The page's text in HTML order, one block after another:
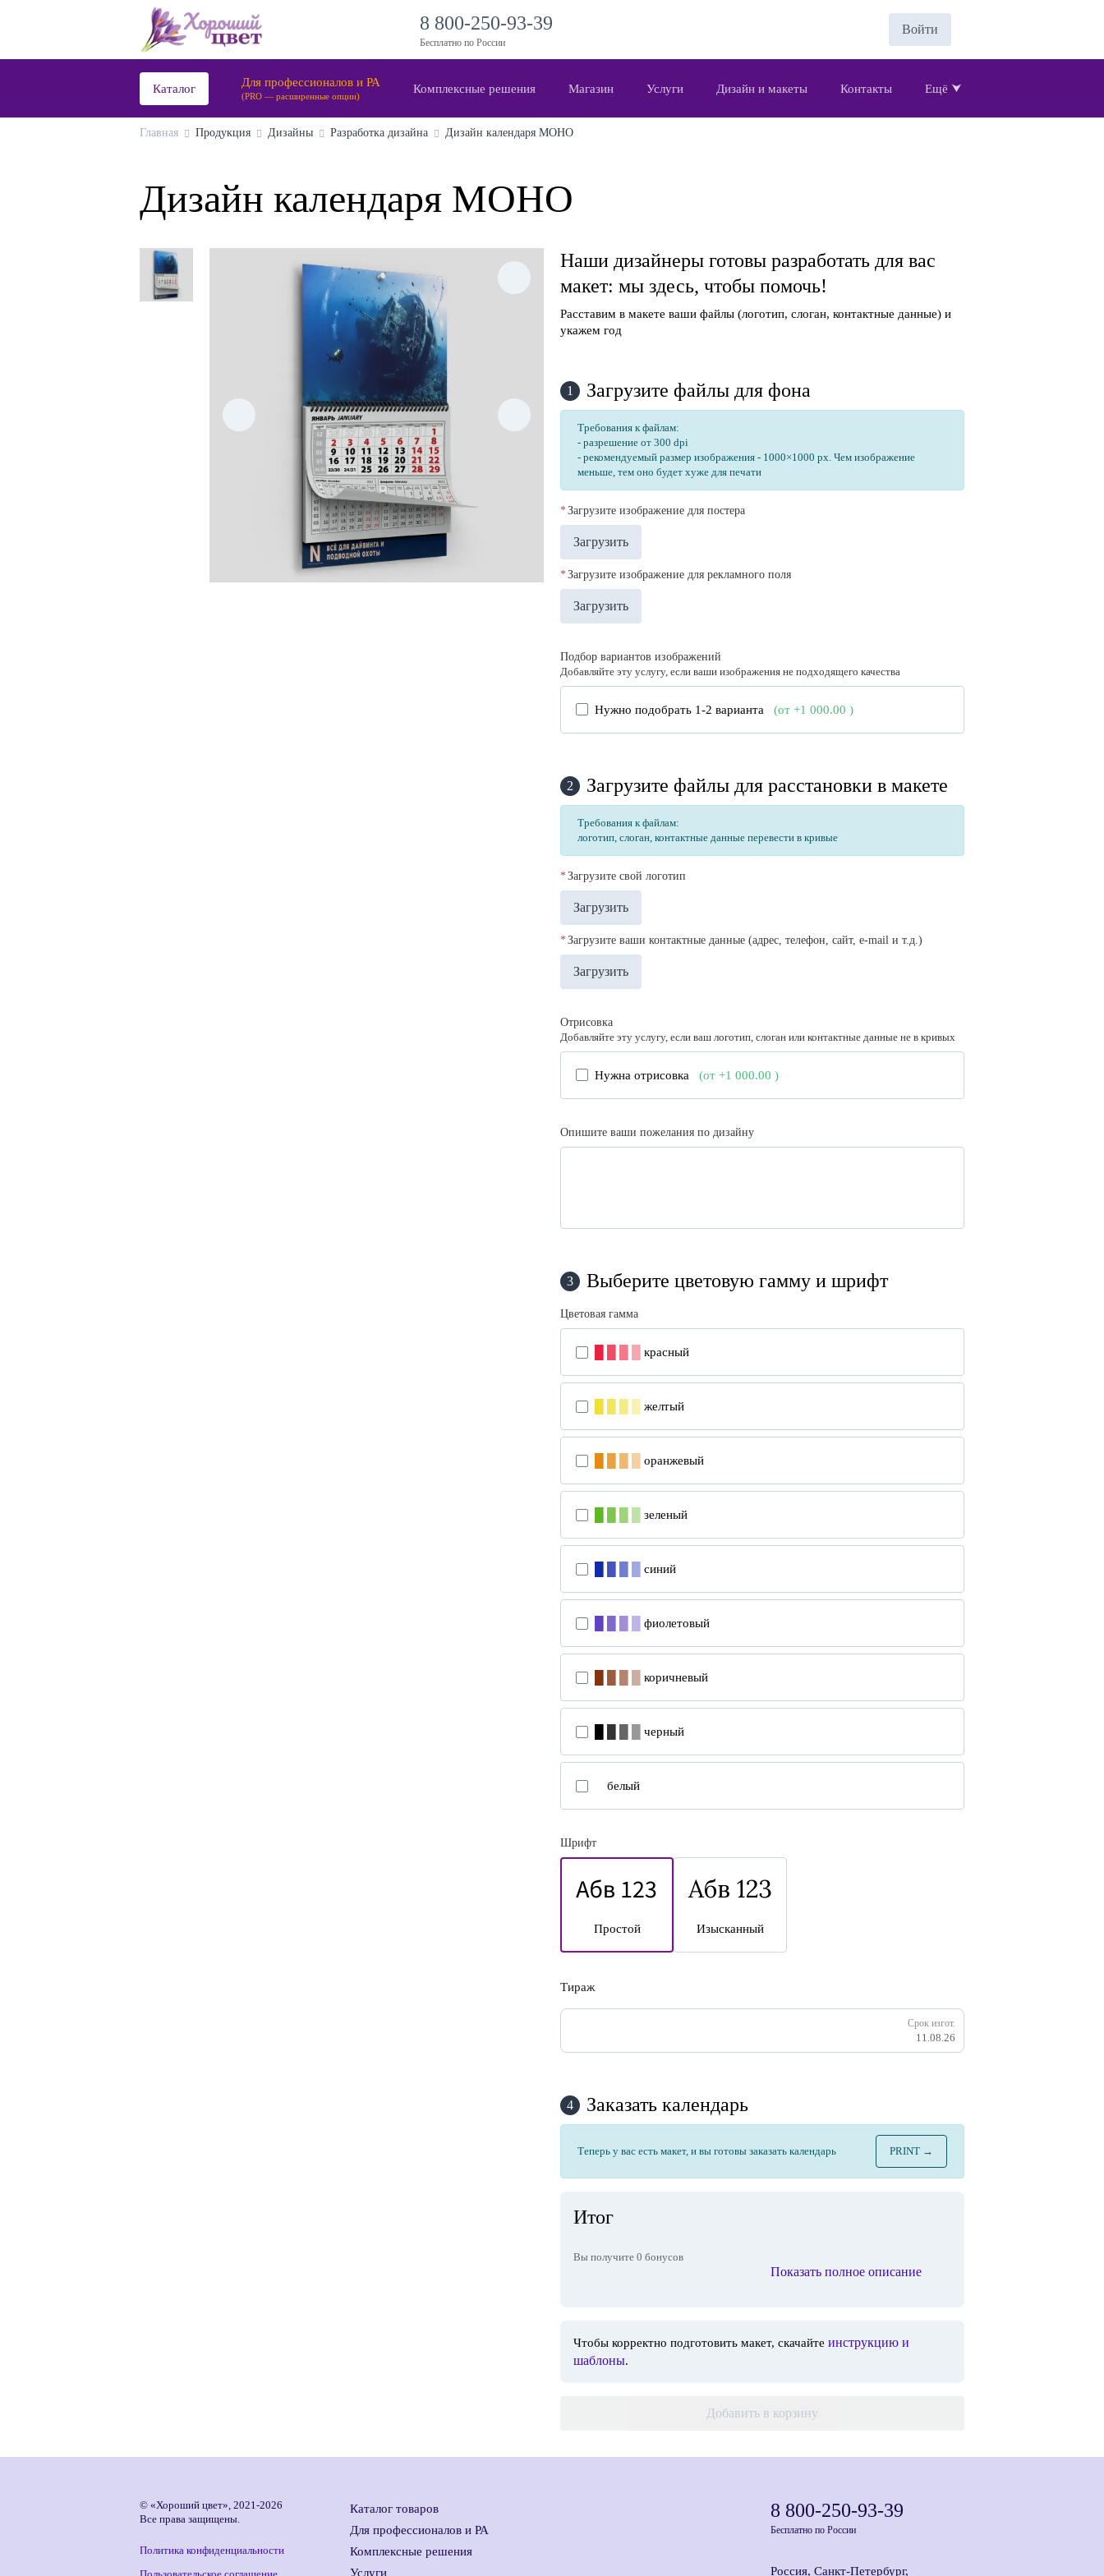
8 800-250-93-39
Бесплатно по России
Войти
Каталог Для профессионалов и РА
(PRO — расширенные опции)
Комплексные решения Магазин Услуги Дизайн и макеты Контакты Ещё ⮟
Главная Продукция Дизайны Разработка дизайна Дизайн календаря МОНО
Дизайн календаря МОНО
Наши дизайнеры готовы разработать для вас
макет: мы здесь, чтобы помочь!
Расставим в макете ваши файлы (логотип, слоган, контактные данные) и
укажем год
1 Загрузите файлы для фона
Требования к файлам:
- разрешение от 300 dpi
- рекомендуемый размер изображения - 1000×1000 px. Чем изображение
меньше, тем оно будет хуже для печати
*Загрузите изображение для постера
Загрузить
*Загрузите изображение для рекламного поля
Загрузить
Подбор вариантов изображений
Добавляйте эту услугу, если ваши изображения не подходящего качества
Нужно подобрать 1-2 варианта (от +1 000.00 )
2 Загрузите файлы для расстановки в макете
Требования к файлам:
логотип, слоган, контактные данные перевести в кривые
*Загрузите свой логотип
Загрузить
*Загрузите ваши контактные данные (адрес, телефон, сайт, e-mail и т.д.)
Загрузить
Отрисовка
Добавляйте эту услугу, если ваш логотип, слоган или контактные данные не в кривых
Нужна отрисовка (от +1 000.00 )
Опишите ваши пожелания по дизайну
3 Выберите цветовую гамму и шрифт
Цветовая гамма
красный
желтый
оранжевый
зеленый
синий
фиолетовый
коричневый
черный
белый
Шрифт
Простой Изысканный
Тираж
Срок изгот.
11.08.26
4 Заказать календарь
Теперь у вас есть макет, и вы готовы заказать календарь PRINT →
Итог
Вы получите 0 бонусов
Показать полное описание
Чтобы корректно подготовить макет, скачайте инструкцию и
шаблоны.
Добавить в корзину
© «Хороший цвет», 2021-2026
Все права защищены.
Политика конфиденциальности
Каталог товаров
Для профессионалов и РА
Комплексные решения
Услуги
8 800-250-93-39
Бесплатно по России
Россия, Санкт-Петербург,